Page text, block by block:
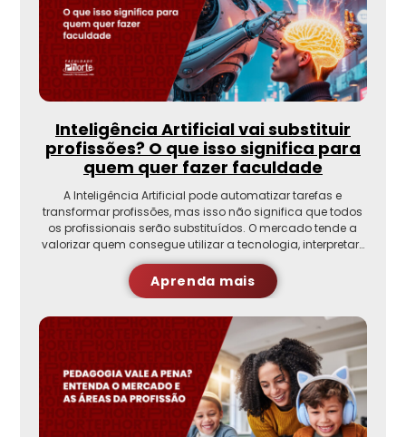
Inteligência Artificial vai substituir
profissões? O que isso significa para
quem quer fazer faculdade
A Inteligência Artificial pode automatizar tarefas e
transformar profissões, mas isso não significa que todos
os profissionais serão substituídos. O mercado tende a
valorizar quem consegue utilizar a tecnologia, interpretar…
Aprenda mais